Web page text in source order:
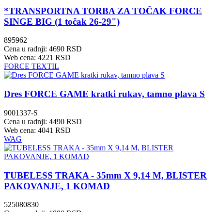
*TRANSPORTNA TORBA ZA TOČAK FORCE
SINGE BIG (1 točak 26-29")
895962
Cena u radnji: 4690 RSD
Web cena: 4221 RSD
FORCE TEXTIL
Dres FORCE GAME kratki rukav, tamno plava S
9001337-S
Cena u radnji: 4490 RSD
Web cena: 4041 RSD
WAG
TUBELESS TRAKA - 35mm X 9,14 M, BLISTER
PAKOVANJE, 1 KOMAD
525080830